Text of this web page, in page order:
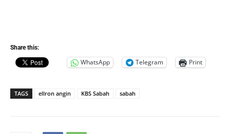
Share this:
WhatsApp Telegram Print
TAGS ellron angin KBS Sabah sabah